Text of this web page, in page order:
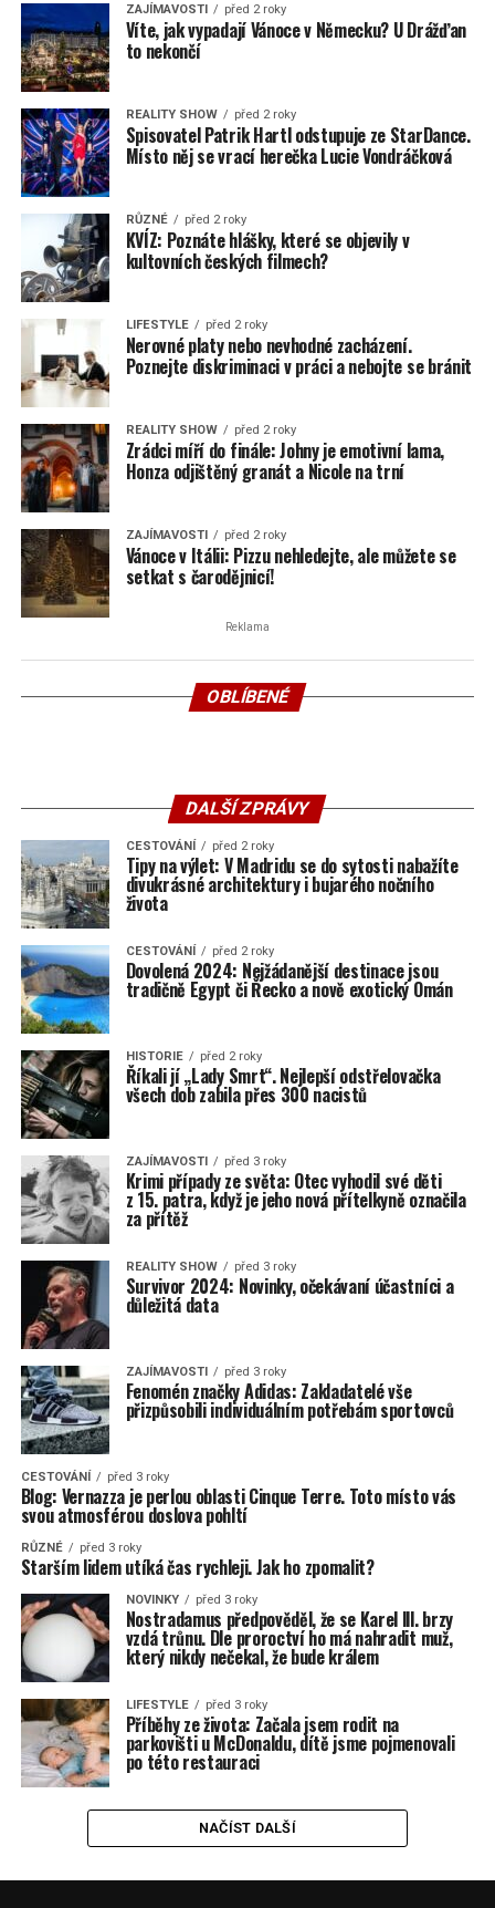
ZAJÍMAVOSTI před 2 roky
Víte, jak vypadají Vánoce v Německu? U Drážďan
to nekončí
REALITY SHOW před 2 roky
Spisovatel Patrik Hartl odstupuje ze StarDance.
Místo něj se vrací herečka Lucie Vondráčková
RŮZNÉ před 2 roky
KVÍZ: Poznáte hlášky, které se objevily v
kultovních českých filmech?
LIFESTYLE před 2 roky
Nerovné platy nebo nevhodné zacházení.
Poznejte diskriminaci v práci a nebojte se bránit
REALITY SHOW před 2 roky
Zrádci míří do finále: Johny je emotivní lama,
Honza odjištěný granát a Nicole na trní
ZAJÍMAVOSTI před 2 roky
Vánoce v Itálii: Pizzu nehledejte, ale můžete se
setkat s čarodějnicí!
Reklama
OBLÍBENÉ
DALŠÍ ZPRÁVY
CESTOVÁNÍ před 2 roky
Tipy na výlet: V Madridu se do sytosti nabažíte
divukrásné architektury i bujarého nočního
života
CESTOVÁNÍ před 2 roky
Dovolená 2024: Nejžádanější destinace jsou
tradičně Egypt či Řecko a nově exotický Omán
HISTORIE před 2 roky
Říkali jí „Lady Smrt“. Nejlepší odstřelovačka
všech dob zabila přes 300 nacistů
ZAJÍMAVOSTI před 3 roky
Krimi případy ze světa: Otec vyhodil své děti
z 15. patra, když je jeho nová přítelkyně označila
za přítěž
REALITY SHOW před 3 roky
Survivor 2024: Novinky, očekávaní účastníci a
důležitá data
ZAJÍMAVOSTI před 3 roky
Fenomén značky Adidas: Zakladatelé vše
přizpůsobili individuálním potřebám sportovců
CESTOVÁNÍ před 3 roky
Blog: Vernazza je perlou oblasti Cinque Terre. Toto místo vás
svou atmosférou doslova pohltí
RŮZNÉ před 3 roky
Starším lidem utíká čas rychleji. Jak ho zpomalit?
NOVINKY před 3 roky
Nostradamus předpověděl, že se Karel lll. brzy
vzdá trůnu. Dle proroctví ho má nahradit muž,
který nikdy nečekal, že bude králem
LIFESTYLE před 3 roky
Příběhy ze života: Začala jsem rodit na
parkovišti u McDonaldu, dítě jsme pojmenovali
po této restauraci
NAČÍST DALŠÍ